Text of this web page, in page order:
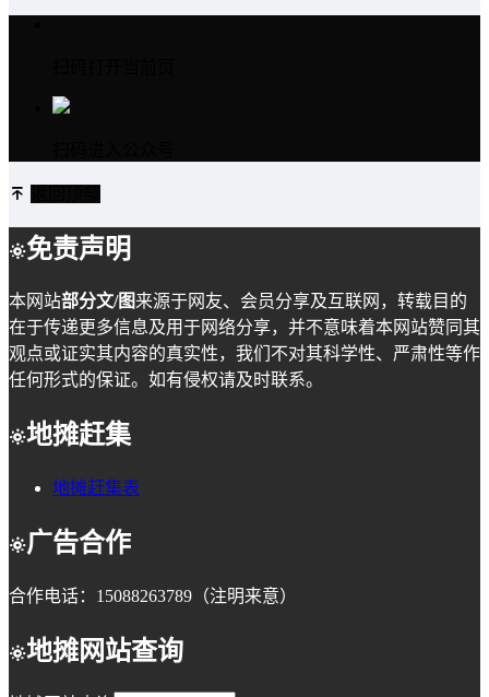
免责声明
本网站部分文/图来源于网友、会员分享及互联网，转载目的
在于传递更多信息及用于网络分享，并不意味着本网站赞同其
观点或证实其内容的真实性，我们不对其科学性、严肃性等作
任何形式的保证。如有侵权请及时联系。
地摊赶集
地摊赶集表
广告合作
合作电话：15088263789（注明来意）
地摊网站查询